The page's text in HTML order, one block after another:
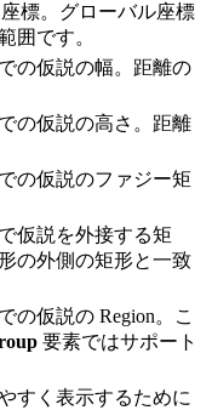
標。グローバル座標
囲です。
の仮説の幅。距離の
の仮説の高さ。距離
の仮説のファジー矩
仮説を外接する矩
の外側の矩形と一致
の仮説の Region。こ
要素ではサポート
すく表示するために